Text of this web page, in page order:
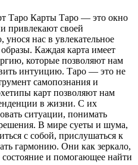
Таро Карты Таро — это окно
привлекают своей
нас в увлекательное
Каждая карта имеет
которые позволяют нам
интуицию. Таро — это не
самопознания и
карт позволяют нам
в жизни. С их
ситуации, понимать
В мире суеты и шума,
с собой, прислушаться к
гармонию. Они как зеркало,
и помогающее найти